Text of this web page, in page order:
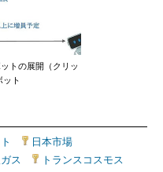
トの展開（クリッ
ット
日本市場
ス トランスコスモス